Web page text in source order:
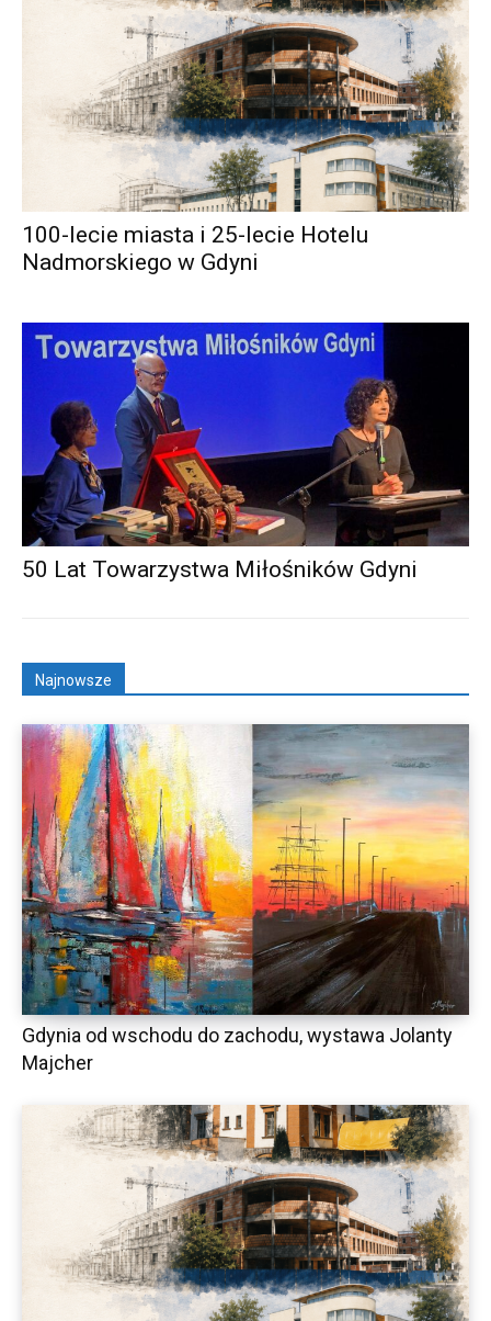
100-lecie miasta i 25-lecie Hotelu
Nadmorskiego w Gdyni
50 Lat Towarzystwa Miłośników Gdyni
Najnowsze
Gdynia od wschodu do zachodu, wystawa Jolanty
Majcher